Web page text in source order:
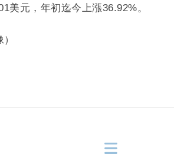
美元，年初迄今上漲36.92%。